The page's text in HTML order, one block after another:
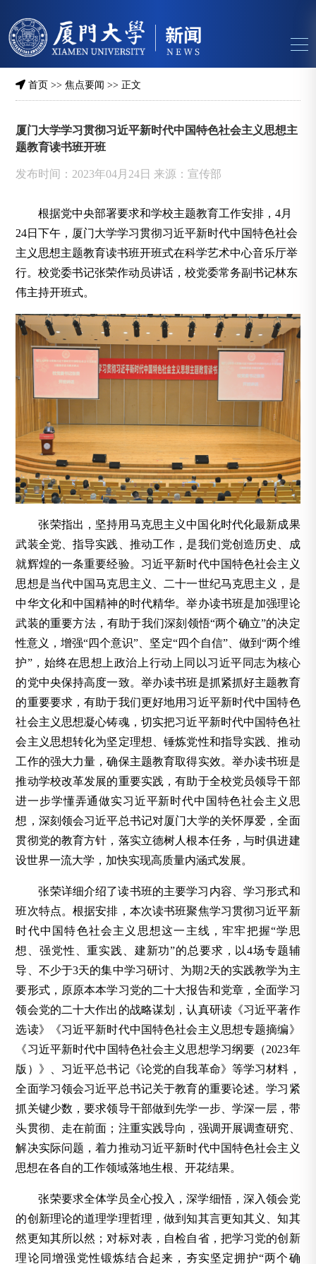
首页 >>焦点要闻 >> 正文
厦门大学学习贯彻习近平新时代中国特色社会主义思想主
题教育读书班开班
发布时间：2023年04月24日 来源：宣传部
根据党中央部署要求和学校主题教育工作安排，4月
24日下午，厦门大学学习贯彻习近平新时代中国特色社会
主义思想主题教育读书班开班式在科学艺术中心音乐厅举
行。校党委书记张荣作动员讲话，校党委常务副书记林东
伟主持开班式。
张荣指出，坚持用马克思主义中国化时代化最新成果
武装全党、指导实践、推动工作，是我们党创造历史、成
就辉煌的一条重要经验。习近平新时代中国特色社会主义
思想是当代中国马克思主义、二十一世纪马克思主义，是
中华文化和中国精神的时代精华。举办读书班是加强理论
武装的重要方法，有助于我们深刻领悟“两个确立”的决定
性意义，增强“四个意识”、坚定“四个自信”、做到“两个维
护”，始终在思想上政治上行动上同以习近平同志为核心
的党中央保持高度一致。举办读书班是抓紧抓好主题教育
的重要要求，有助于我们更好地用习近平新时代中国特色
社会主义思想凝心铸魂，切实把习近平新时代中国特色社
会主义思想转化为坚定理想、锤炼党性和指导实践、推动
工作的强大力量，确保主题教育取得实效。举办读书班是
推动学校改革发展的重要实践，有助于全校党员领导干部
进一步学懂弄通做实习近平新时代中国特色社会主义思
想，深刻领会习近平总书记对厦门大学的关怀厚爱，全面
贯彻党的教育方针，落实立德树人根本任务，与时俱进建
设世界一流大学，加快实现高质量内涵式发展。
张荣详细介绍了读书班的主要学习内容、学习形式和
班次特点。根据安排，本次读书班聚焦学习贯彻习近平新
时代中国特色社会主义思想这一主线，牢牢把握“学思
想、强党性、重实践、建新功”的总要求，以4场专题辅
导、不少于3天的集中学习研讨、为期2天的实践教学为主
要形式，原原本本学习党的二十大报告和党章，全面学习
领会党的二十大作出的战略谋划，认真研读《习近平著作
选读》《习近平新时代中国特色社会主义思想专题摘编》
《习近平新时代中国特色社会主义思想学习纲要（2023年
版）》、习近平总书记《论党的自我革命》等学习材料，
全面学习领会习近平总书记关于教育的重要论述。学习紧
抓关键少数，要求领导干部做到先学一步、学深一层，带
头贯彻、走在前面；注重实践导向，强调开展调查研究、
解决实际问题，着力推动习近平新时代中国特色社会主义
思想在各自的工作领域落地生根、开花结果。
张荣要求全体学员全心投入，深学细悟，深入领会党
的创新理论的道理学理哲理，做到知其言更知其义、知其
然更知其所以然；对标对表，自检自省，把学习党的创新
理论同增强党性锻炼结合起来，夯实坚定拥护“两个确